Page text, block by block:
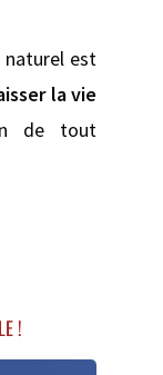
naturel est
la vie
de tout
!